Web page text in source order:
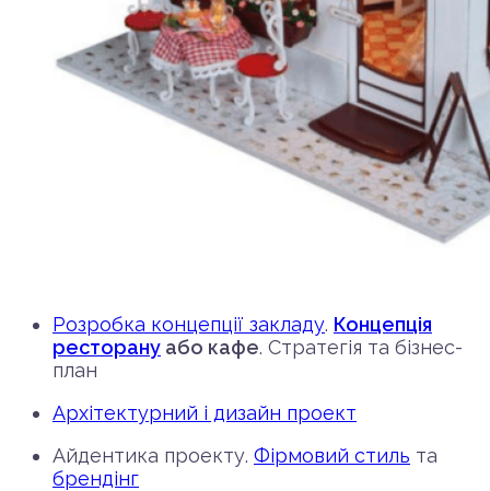
Розробка концепції закладу. Концепція
ресторану або кафе. Стратегія та бізнес-
план
Архітектурний і дизайн проект
Айдентика проекту. Фірмовий стиль та
брендінг